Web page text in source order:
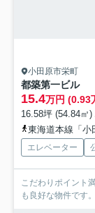
小田原市栄町
都築第一ビル
15.4万円 (0.93
16.58坪 (54.84㎡
東海道本線「小
エレベーター
こだわりポイント
も良好な物件です